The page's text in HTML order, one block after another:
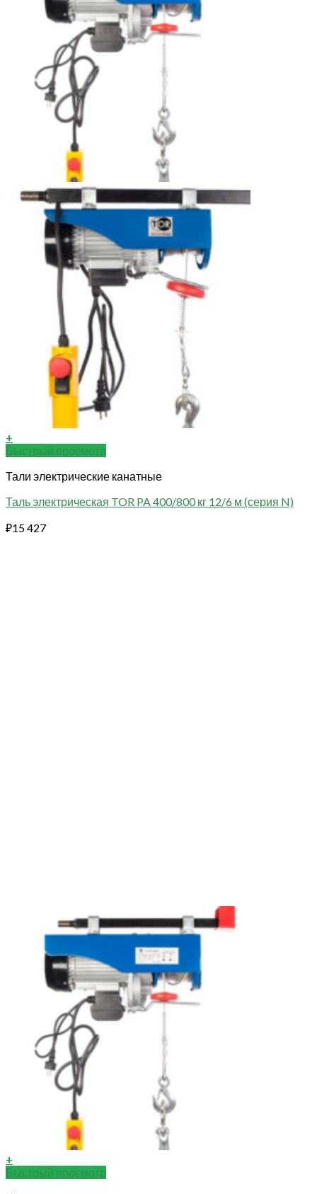
+
Быстрый просмотр
Тали электрические канатные
Таль электрическая TOR PA 400/800 кг 12/6 м (серия N)
₽15 427
+
Быстрый просмотр